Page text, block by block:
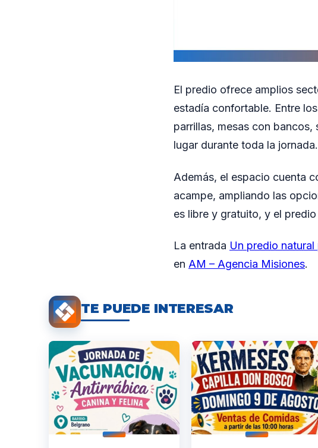
El predio ofrece amplios
estadía confortable. Entre
parrillas, mesas con
lugar durante toda la jornada.
Además, el espacio cuenta
acampe, ampliando las
es libre y gratuito, y el
La entrada Un predio
en AM – Agencia Misiones.
TE PUEDE INTERESAR